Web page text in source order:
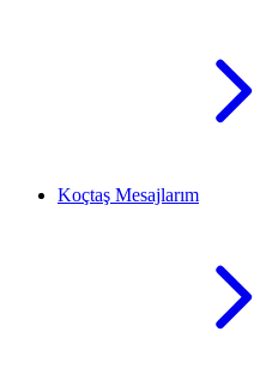
Koçtaş Mesajlarım